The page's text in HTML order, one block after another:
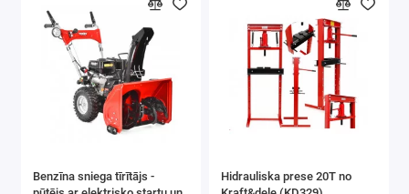
lietošanai mājās un daļēji
profesionālai lietošanai.
Viegls un parocīgs
alumīnijs nodrošina mazu
svaru, vienlaikus saglabājot
stingrību.
Benzīna sniega tīrītājs -
Hidrauliska prese 20T no